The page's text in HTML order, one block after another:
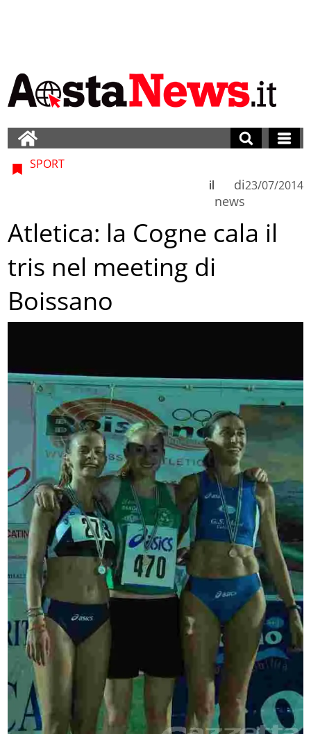
SPORT
di
news
il 23/07/2014
Atletica: la Cogne cala il
tris nel meeting di
Boissano